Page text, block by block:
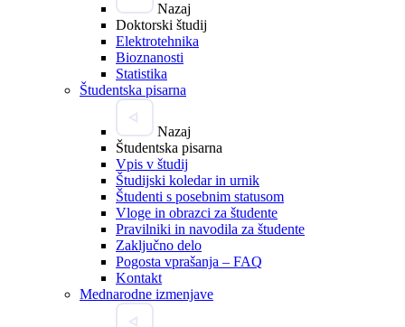
Nazaj
Doktorski študij
Elektrotehnika
Bioznanosti
Statistika
Študentska pisarna
Nazaj
Študentska pisarna
Vpis v študij
Študijski koledar in urnik
Študenti s posebnim statusom
Vloge in obrazci za študente
Pravilniki in navodila za študente
Zaključno delo
Pogosta vprašanja – FAQ
Kontakt
Mednarodne izmenjave